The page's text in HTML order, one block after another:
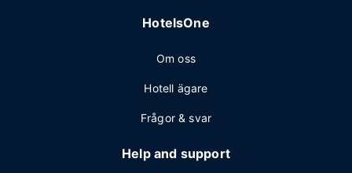
HotelsOne
Om oss
Hotell ägare
Frågor & svar
Help and support